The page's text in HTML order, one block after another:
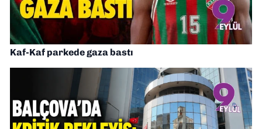
Kaf-Kaf parkede gaza bastı